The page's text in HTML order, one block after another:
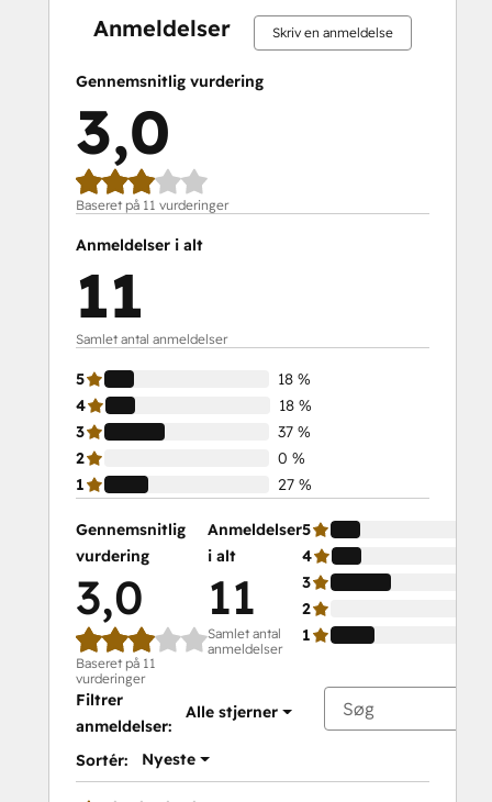
Anmeldelser Skriv en anmeldelse
Gennemsnitlig vurdering
3,0
Baseret på 11 vurderinger
Anmeldelser i alt
11
Samlet antal anmeldelser
5
18 %
4
18 %
3
37 %
2
0 %
1
27 %
Gennemsnitlig
vurdering
3,0
Baseret på 11
vurderinger
Anmeldelser
i alt
11
Samlet antal
anmeldelser
5
4
3
2
1
Filtrer
anmeldelser:
Alle stjerner
Sortér: Nyeste